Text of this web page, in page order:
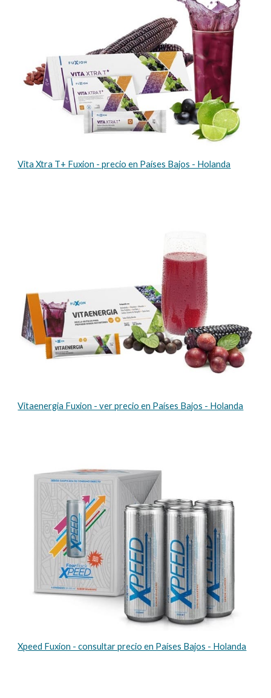
Vita Xtra T+ Fuxion - precio en Países Bajos - Holanda
Vitaenergia Fuxion - ver precio en Países Bajos - Holanda
Xpeed Fuxion - consultar precio en Países Bajos - Holanda